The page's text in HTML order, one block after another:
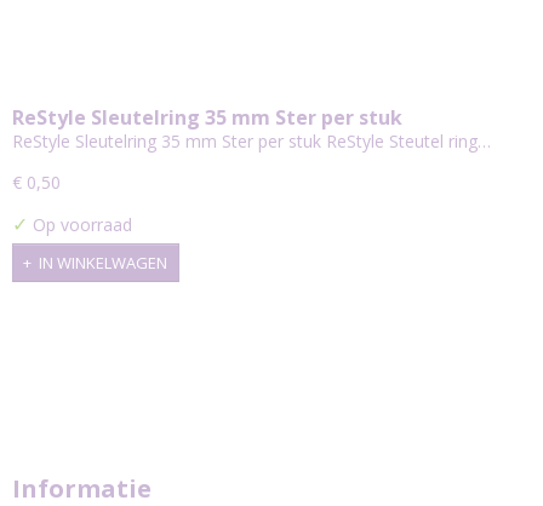
ReStyle Sleutelring 35 mm Ster per stuk
ReStyle Sleutelring 35 mm Ster per stuk ReStyle Steutel ring…
€ 0,50
✓ Op voorraad
IN WINKELWAGEN
Informatie